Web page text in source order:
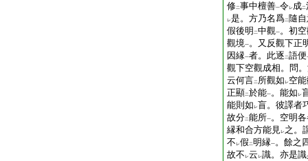
修二事中檀善一令レ成二
レ是。方乃名爲二 隨
假後明 二中觀一。初
觀境一。又反觀下正
因縁一者。此逐 二語便
觀下空觀成相。問
云何言二 所觀如 レ空
正顯二於能一。能如 レ
能則如 レ盲。彼譯者
故分二能所一。空明
縁和合方能見レ之。
不 レ假 二明縁一。餘之
故不 レ云 レ識。亦是